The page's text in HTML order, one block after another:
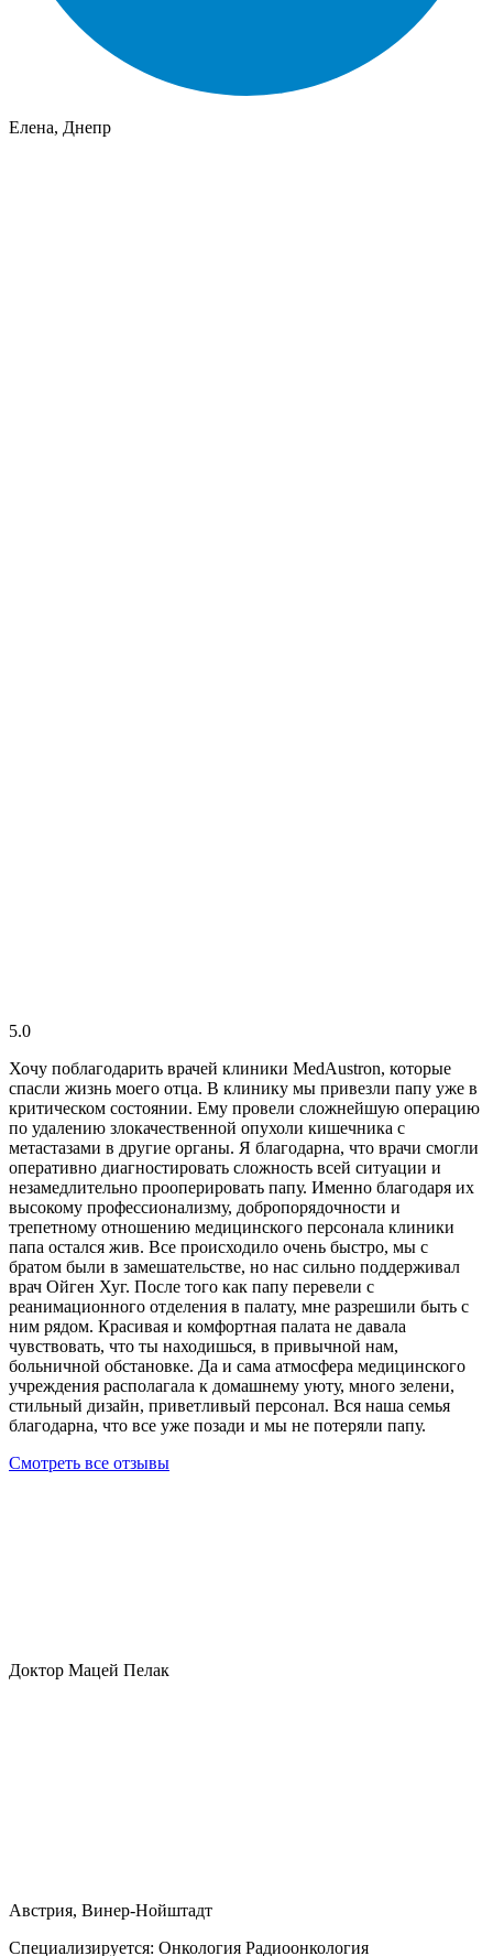
Елена, Днепр
5.0
Хочу поблагодарить врачей клиники MedAustron, которые
спасли жизнь моего отца. В клинику мы привезли папу уже в
критическом состоянии. Ему провели сложнейшую операцию
по удалению злокачественной опухоли кишечника с
метастазами в другие органы. Я благодарна, что врачи смогли
оперативно диагностировать сложность всей ситуации и
незамедлительно прооперировать папу. Именно благодаря их
высокому профессионализму, добропорядочности и
трепетному отношению медицинского персонала клиники
папа остался жив. Все происходило очень быстро, мы с
братом были в замешательстве, но нас сильно поддерживал
врач Ойген Хуг. После того как папу перевели с
реанимационного отделения в палату, мне разрешили быть с
ним рядом. Красивая и комфортная палата не давала
чувствовать, что ты находишься, в привычной нам,
больничной обстановке. Да и сама атмосфера медицинского
учреждения располагала к домашнему уюту, много зелени,
стильный дизайн, приветливый персонал. Вся наша семья
благодарна, что все уже позади и мы не потеряли папу.
Смотреть все отзывы
Доктор Мацей Пелак
Австрия, Винер-Нойштадт
Специализируется: Онкология Радиоонкология